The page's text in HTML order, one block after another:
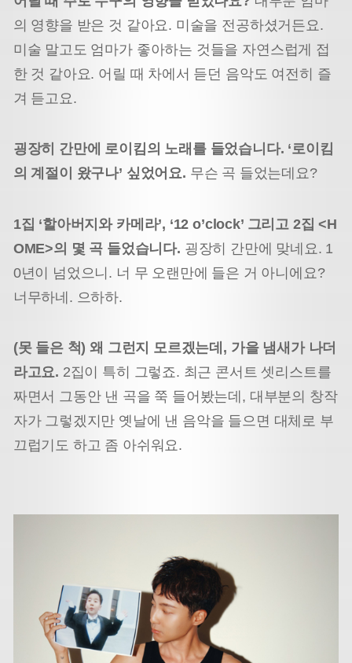
의 영향을 받은 것 같아요. 미술을 전공하셨거든요.
미술 말고도 엄마가 좋아하는 것들을 자연스럽게 접
한 것 같아요. 어릴 때 차에서 듣던 음악도 여전히 즐
겨 듣고요.
굉장히 간만에 로이킴의 노래를 들었습니다. ‘로이킴
의 계절이 왔구나’ 싶었어요. 무슨 곡 들었는데요?
1집 ‘할아버지와 카메라’, ‘12 o’clock’ 그리고 2집 <H
OME>의 몇 곡 들었습니다. 굉장히 간만에 맞네요. 1
0년이 넘었으니. 너 무 오랜만에 들은 거 아니에요?
너무하네. 으하하.
(못 들은 척) 왜 그런지 모르겠는데, 가을 냄새가 나더
라고요. 2집이 특히 그렇죠. 최근 콘서트 셋리스트를
짜면서 그동안 낸 곡을 쭉 들어봤는데, 대부분의 창작
자가 그렇겠지만 옛날에 낸 음악을 들으면 대체로 부
끄럽기도 하고 좀 아쉬워요.